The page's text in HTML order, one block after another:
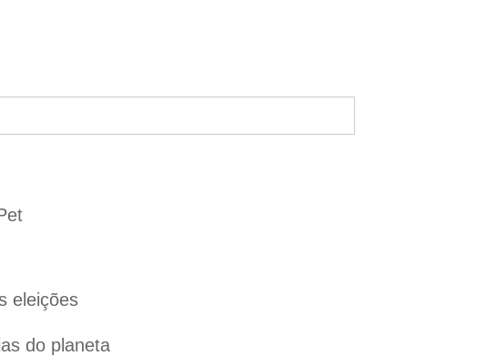
eleições
do planeta